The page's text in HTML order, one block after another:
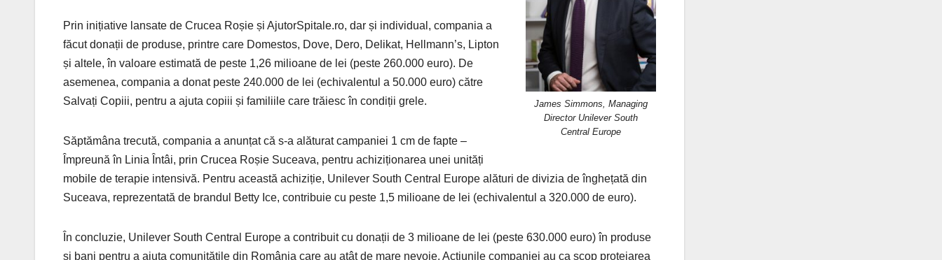
James Simmons, Managing
Director Unilever South
Central Europe
Prin inițiative lansate de Crucea Roșie și AjutorSpitale.ro, dar și individual, compania a
făcut donații de produse, printre care Domestos, Dove, Dero, Delikat, Hellmann’s, Lipton
și altele, în valoare estimată de peste 1,26 milioane de lei (peste 260.000 euro). De
asemenea, compania a donat peste 240.000 de lei (echivalentul a 50.000 euro) către
Salvați Copiii, pentru a ajuta copiii și familiile care trăiesc în condiții grele.
Săptămâna trecută, compania a anunțat că s-a alăturat campaniei 1 cm de fapte –
Împreună în Linia Întâi, prin Crucea Roșie Suceava, pentru achiziționarea unei unități
mobile de terapie intensivă. Pentru această achiziție, Unilever South Central Europe alături de divizia de înghețată din
Suceava, reprezentată de brandul Betty Ice, contribuie cu peste 1,5 milioane de lei (echivalentul a 320.000 de euro).
În concluzie, Unilever South Central Europe a contribuit cu donații de 3 milioane de lei (peste 630.000 euro) în produse
și bani pentru a ajuta comunitățile din România care au atât de mare nevoie. Acțiunile companiei au ca scop protejarea